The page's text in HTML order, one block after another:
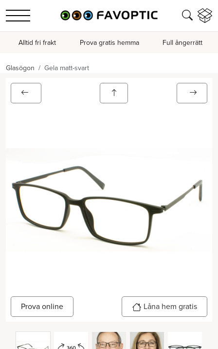
Alltid fri frakt Prova gratis hemma Full ångerrätt
Glasögon Gela matt-svart
Prova online Låna hem gratis